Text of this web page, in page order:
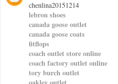
chenlina20151214
lebron shoes
canada goose outlet
canada goose coats
fitflops
coach outlet store online
coach factory outlet online
tory burch outlet